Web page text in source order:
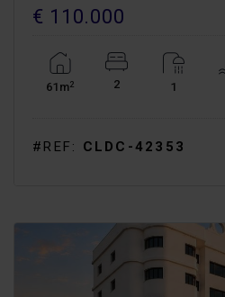
€ 110.000
61m2 2 1
#REF: CLDC-42353